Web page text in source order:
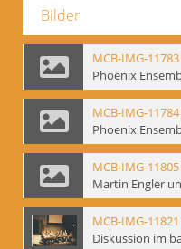
Bilder
MCB-IMG-11783
MCB-IMG-11784
MCB-IMG-11805
MCB-IMG-11821